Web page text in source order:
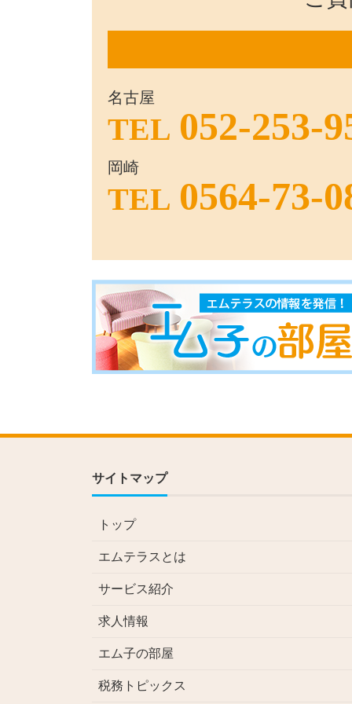
名古屋
TEL 052-253-
岡崎
TEL 0564-73-
サイトマップ
トップ
エムテラスとは
サービス紹介
求人情報
エム子の部屋
税務トピックス